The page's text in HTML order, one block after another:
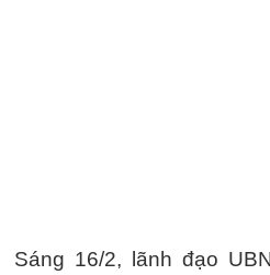
Sáng 16/2, lãnh đạo